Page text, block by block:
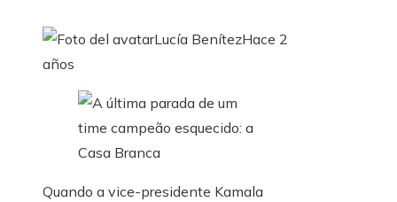
Lucía BenítezHace 2
años
Quando a vice-presidente Kamala